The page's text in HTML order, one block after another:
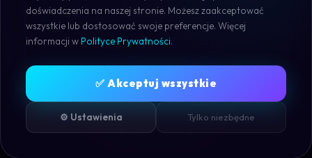
KEEP2SHARE.CC PREMIUM 24H
Cena: 9.99 PLN
doświadczenia na naszej stronie. Możesz zaakceptować
wszystkie lub dostosować swoje preferencje. Więcej
informacji w Polityce Prywatności
✅ Akceptuj wszystkie
⚙️ Ustawienia Tylko niezbędne